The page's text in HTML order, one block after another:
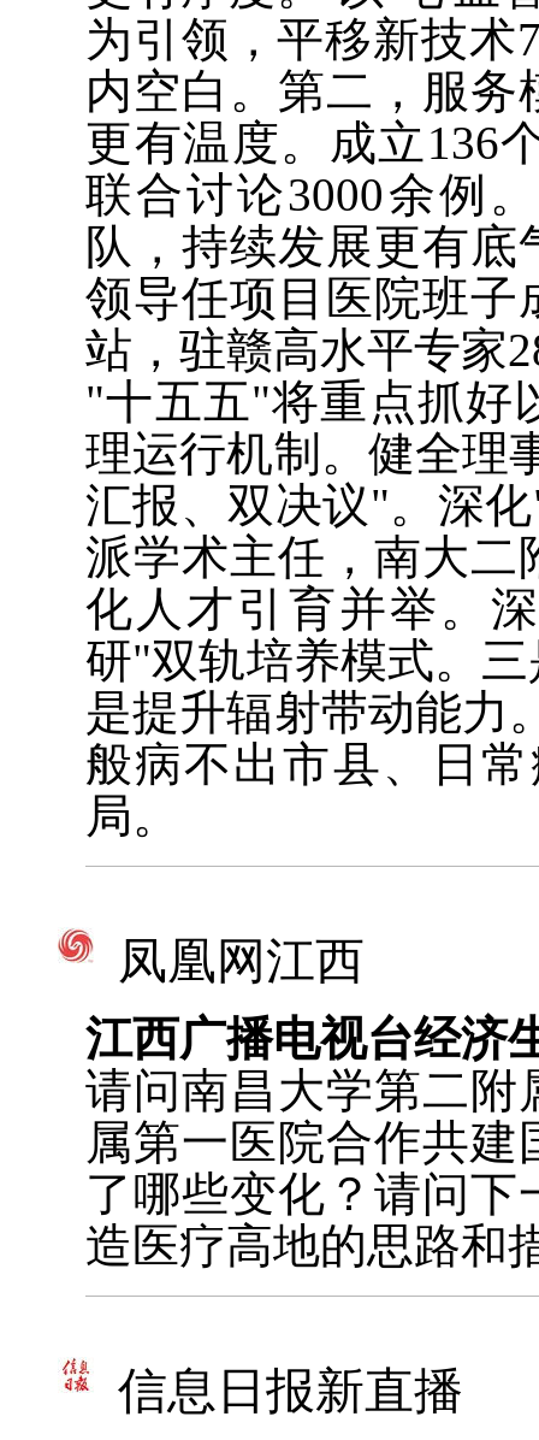
为引领，平移新技术
内空白。第二，服
更有温度。成立136
联合讨论3000余例
队，持续发展更有
领导任项目医院班子
站，驻赣高水平专家
"十五五"将重点抓好
理运行机制。健全理
汇报、双决议"。深
派学术主任，南大二
化人才引育并举。
研"双轨培养模式。
是提升辐射带动能力
般病不出市县、日
局。
凤凰网江西
江西广播电视台经济
请问南昌大学第二附
属第一医院合作共
了哪些变化？请问
造医疗高地的思路和
信息日报新直播